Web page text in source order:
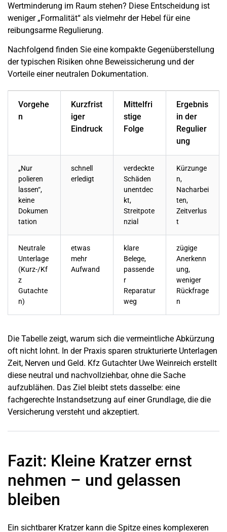
Wertminderung im Raum stehen? Diese Entscheidung ist
weniger „Formalität“ als vielmehr der Hebel für eine
reibungsarme Regulierung.
Nachfolgend finden Sie eine kompakte Gegenüberstellung
der typischen Risiken ohne Beweissicherung und der
Vorteile einer neutralen Dokumentation.
Vorgehe
n
Kurzfrist
iger
Eindruck
Mittelfri
stige
Folge
Ergebnis
in der
Regulier
ung
„Nur
polieren
lassen“,
keine
Dokumen
tation
schnell
erledigt
verdeckte
Schäden
unentdec
kt,
Streitpote
nzial
Kürzunge
n,
Nacharbei
ten,
Zeitverlus
t
Neutrale
Unterlage
(Kurz-/Kf
z
Gutachte
n)
etwas
mehr
Aufwand
klare
Belege,
passende
r
Reparatur
weg
zügige
Anerkenn
ung,
weniger
Rückfrage
n
Die Tabelle zeigt, warum sich die vermeintliche Abkürzung
oft nicht lohnt. In der Praxis sparen strukturierte Unterlagen
Zeit, Nerven und Geld. Kfz Gutachter Uwe Weinreich erstellt
diese neutral und nachvollziehbar, ohne die Sache
aufzublähen. Das Ziel bleibt stets dasselbe: eine
fachgerechte Instandsetzung auf einer Grundlage, die die
Versicherung versteht und akzeptiert.
Fazit: Kleine Kratzer ernst
nehmen – und gelassen
bleiben
Ein sichtbarer Kratzer kann die Spitze eines komplexeren